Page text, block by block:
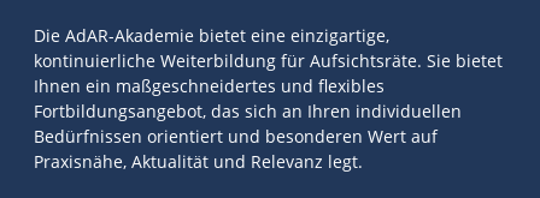
Die AdAR-Akademie bietet eine einzigartige,
kontinuierliche Weiterbildung für Aufsichtsräte. Sie bietet
Ihnen ein maßgeschneidertes und flexibles
Fortbildungsangebot, das sich an Ihren individuellen
Bedürfnissen orientiert und besonderen Wert auf
Praxisnähe, Aktualität und Relevanz legt.